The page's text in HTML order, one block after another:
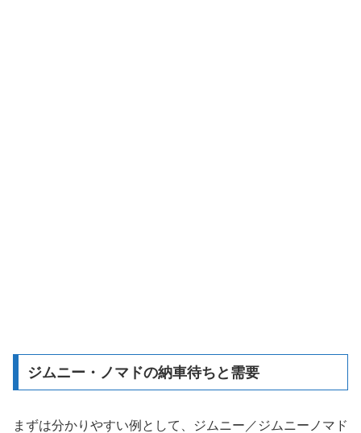
ジムニー・ノマドの納車待ちと需要
まずは分かりやすい例として、ジムニー／ジムニーノマド